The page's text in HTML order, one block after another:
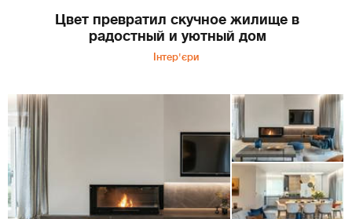
Цвет превратил скучное жилище в
радостный и уютный дом
Інтер'єри